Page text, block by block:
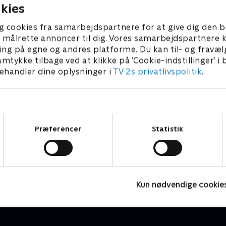
cookies fra samarbejdspartnere for at give dig den
annoncer til dig. Vores samarbejdspartnere
på egne og andres platforme. Du kan til- og
tilbage ved at klikke på ’Cookie-indstillinger’ i
dine oplysninger i TV 2s privatlivspolitik.
Præferencer Statistik
Kun nødvendige
vidneudsagn fortæller en
Samtidig slår det
Linda og Leo Zielinski.
har svært ved at
at Katrine Lindemark er
og han bebrejder sin far
fortalt sandheden. Men
Samtidig får
grim mistanke. Efter Erik
viser det sig, at
ændret til fordel for Katrine
Lindemark, men Mikael
Badehotellet